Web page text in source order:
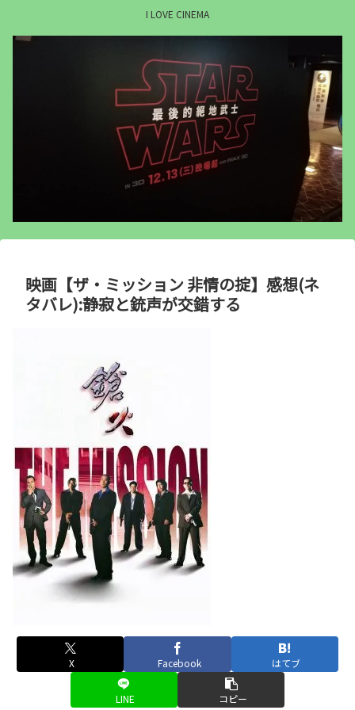
I LOVE CINEMA
映画【ザ・ミッション 非情の掟】感想(ネ
タバレ):静寂と銃声が交錯する
X Facebook はてブ
LINE コピー